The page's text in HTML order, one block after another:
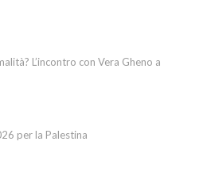
L’incontro con Vera Gheno a
per la Palestina